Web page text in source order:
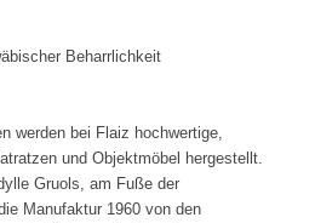
Beharrlichkeit
werden bei Flaiz hochwertige,
und Objektmöbel hergestellt.
Gruols, am Fuße der
Manufaktur 1960 von den